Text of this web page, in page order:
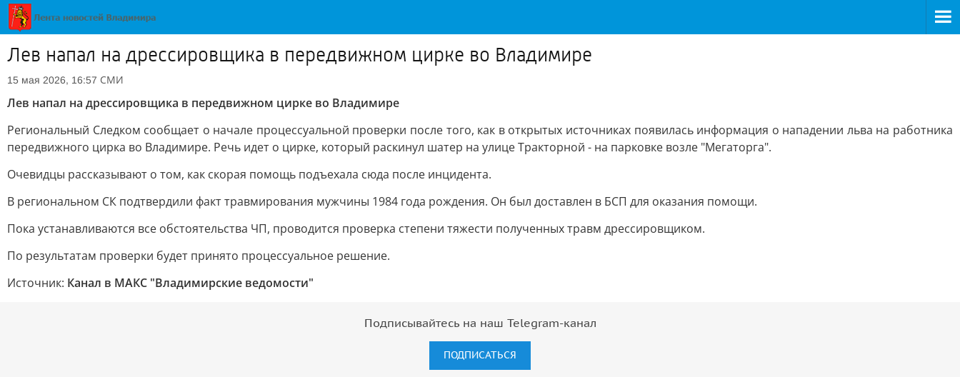
Лев напал на дрессировщика в передвижном цирке во Владимире
15 мая 2026, 16:57 СМИ
Лев напал на дрессировщика в передвижном цирке во Владимире
Региональный Следком сообщает о начале процессуальной проверки после того, как в открытых источниках появилась информация о нападении льва на работника
передвижного цирка во Владимире. Речь идет о цирке, который раскинул шатер на улице Тракторной - на парковке возле "Мегаторга".
Очевидцы рассказывают о том, как скорая помощь подъехала сюда после инцидента.
В региональном СК подтвердили факт травмирования мужчины 1984 года рождения. Он был доставлен в БСП для оказания помощи.
Пока устанавливаются все обстоятельства ЧП, проводится проверка степени тяжести полученных травм дрессировщиком.
По результатам проверки будет принято процессуальное решение.
Источник: Канал в МАКС "Владимирские ведомости"
Подписывайтесь на наш Telegram-канал
ПОДПИСАТЬСЯ